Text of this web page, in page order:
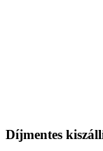
Díjmentes